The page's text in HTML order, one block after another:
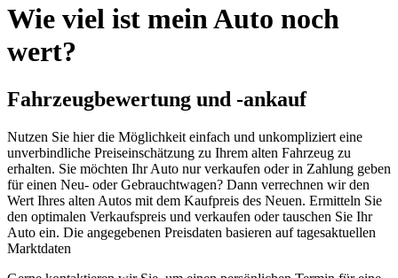
Wie viel ist mein Auto noch
wert?
Fahrzeugbewertung und -ankauf
Nutzen Sie hier die Möglichkeit einfach und unkompliziert eine
unverbindliche Preiseinschätzung zu Ihrem alten Fahrzeug zu
erhalten. Sie möchten Ihr Auto nur verkaufen oder in Zahlung geben
für einen Neu- oder Gebrauchtwagen? Dann verrechnen wir den
Wert Ihres alten Autos mit dem Kaufpreis des Neuen. Ermitteln Sie
den optimalen Verkaufspreis und verkaufen oder tauschen Sie Ihr
Auto ein. Die angegebenen Preisdaten basieren auf tagesaktuellen
Marktdaten